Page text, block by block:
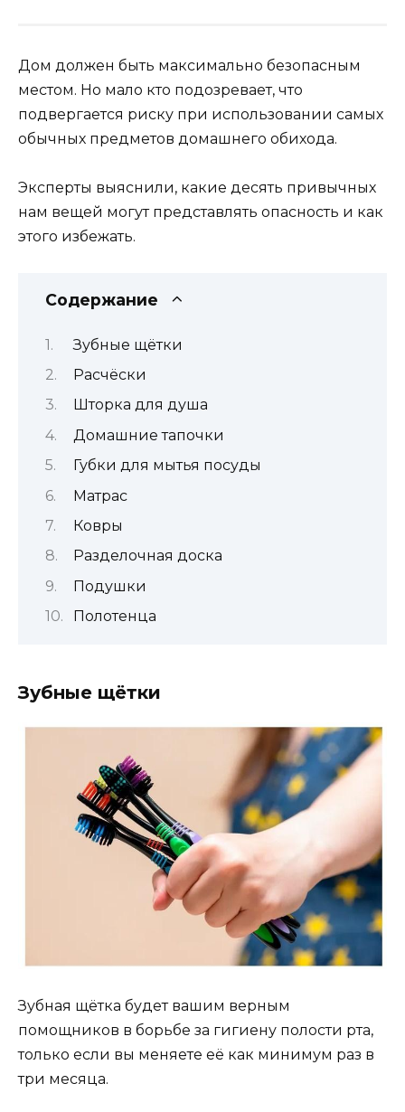
Дом должен быть максимально безопасным
местом. Но мало кто подозревает, что
подвергается риску при использовании самых
обычных предметов домашнего обихода.
Эксперты выяснили, какие десять привычных
нам вещей могут представлять опасность и как
этого избежать.
Содержание
Зубные щётки
Расчёски
Шторка для душа
Домашние тапочки
Губки для мытья посуды
Матрас
Ковры
Разделочная доска
Подушки
Полотенца
Зубные щётки
Зубная щётка будет вашим верным
помощников в борьбе за гигиену полости рта,
только если вы меняете её как минимум раз в
три месяца.